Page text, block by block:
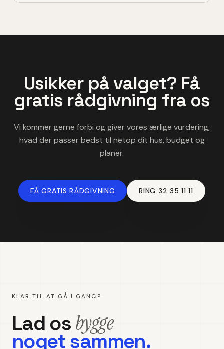
Usikker på valget? Få
gratis rådgivning fra os
Vi kommer gerne forbi og giver vores ærlige vurdering,
hvad der passer bedst til netop dit hus, budget og
planer.
FÅ GRATIS RÅDGIVNING RING 32 35 11 11
KLAR TIL AT GÅ I GANG?
Lad osbygge
noget sammen.